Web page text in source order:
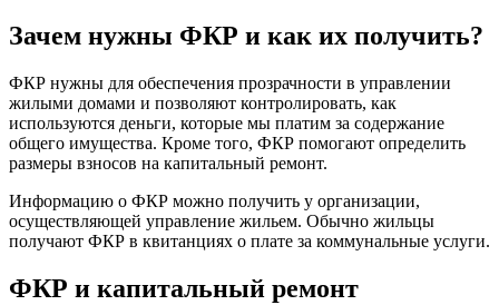
Зачем нужны ФКР и как их получить?
ФКР нужны для обеспечения прозрачности в управлении
жилыми домами и позволяют контролировать, как
используются деньги, которые мы платим за содержание
общего имущества. Кроме того, ФКР помогают определить
размеры взносов на капитальный ремонт.
Информацию о ФКР можно получить у организации,
осуществляющей управление жильем. Обычно жильцы
получают ФКР в квитанциях о плате за коммунальные услуги.
ФКР и капитальный ремонт